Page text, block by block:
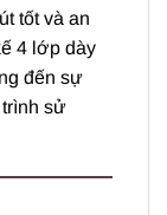
tốt và an
4 lớp dày
đến sự
sử